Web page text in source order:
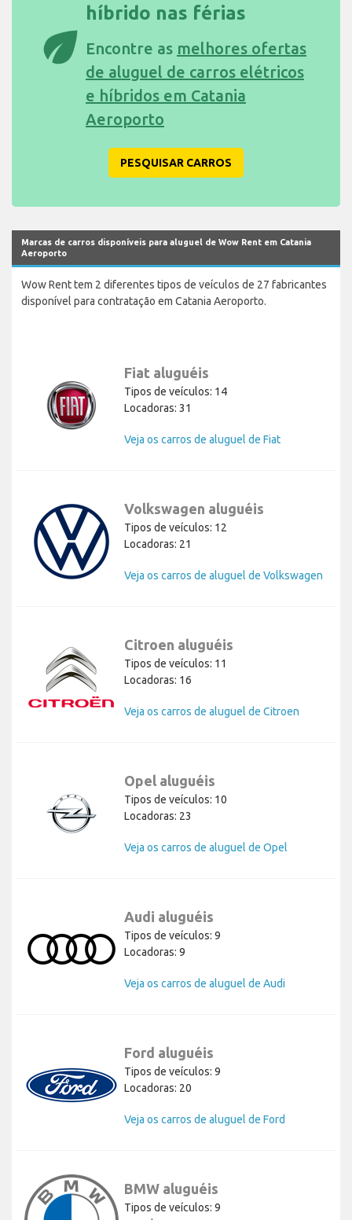
eco
híbrido nas férias
Encontre as melhores ofertas
de aluguel de carros elétricos
e híbridos em Catania
Aeroporto
PESQUISAR CARROS
Marcas de carros disponíveis para aluguel de Wow Rent em Catania
Aeroporto
Wow Rent tem 2 diferentes tipos de veículos de 27 fabricantes
disponível para contratação em Catania Aeroporto.
Fiat aluguéis
Tipos de veículos: 14
Locadoras: 31
Veja os carros de aluguel de Fiat
Volkswagen aluguéis
Tipos de veículos: 12
Locadoras: 21
Veja os carros de aluguel de Volkswagen
Citroen aluguéis
Tipos de veículos: 11
Locadoras: 16
Veja os carros de aluguel de Citroen
Opel aluguéis
Tipos de veículos: 10
Locadoras: 23
Veja os carros de aluguel de Opel
Audi aluguéis
Tipos de veículos: 9
Locadoras: 9
Veja os carros de aluguel de Audi
Ford aluguéis
Tipos de veículos: 9
Locadoras: 20
Veja os carros de aluguel de Ford
BMW aluguéis
Tipos de veículos: 9